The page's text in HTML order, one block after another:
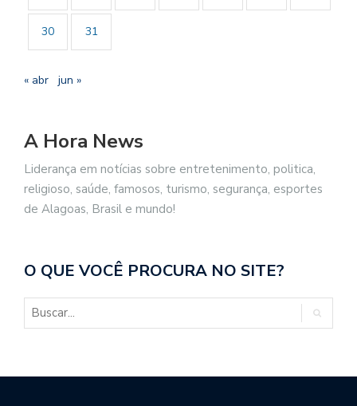
30 31
« abr jun »
A Hora News
Liderança em notícias sobre entretenimento, politica,
religioso, saúde, famosos, turismo, segurança, esportes
de Alagoas, Brasil e mundo!
O QUE VOCÊ PROCURA NO SITE?